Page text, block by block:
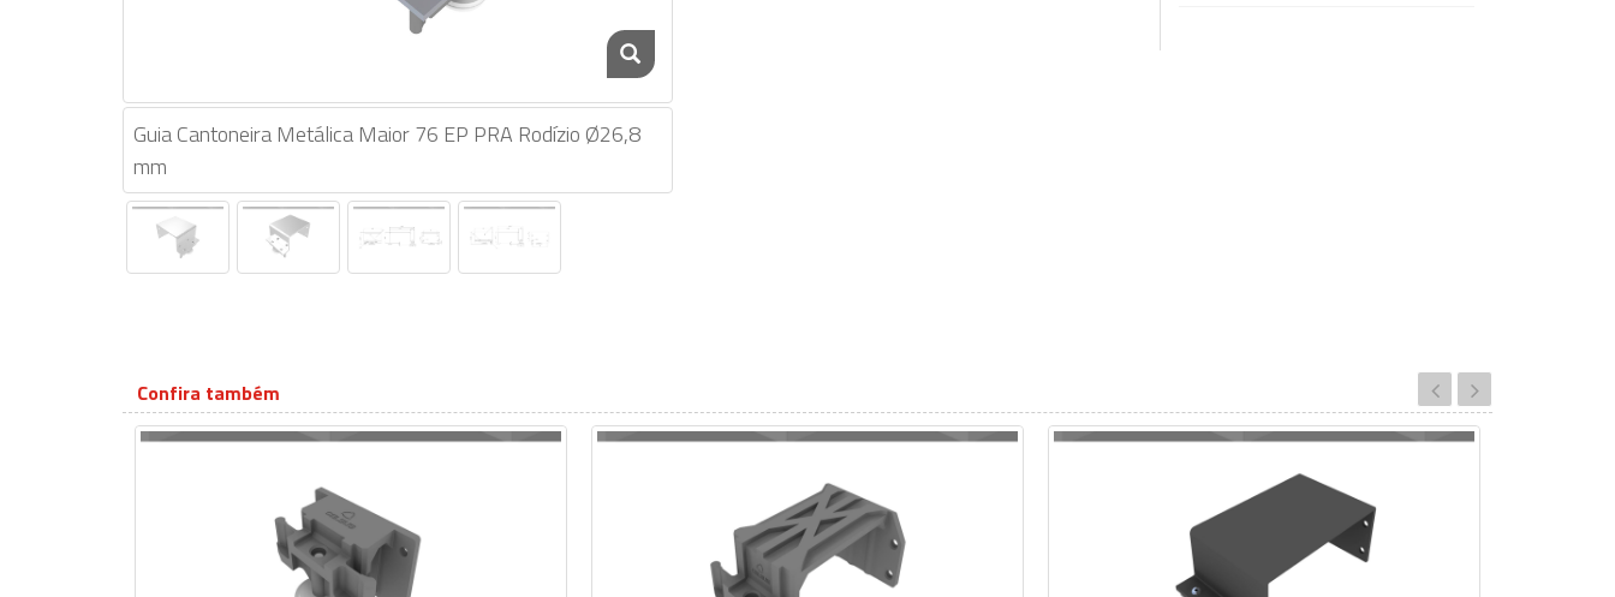
Guia Cantoneira Metálica Maior 76 EP PRA Rodízio Ø26,8
mm
Confira também